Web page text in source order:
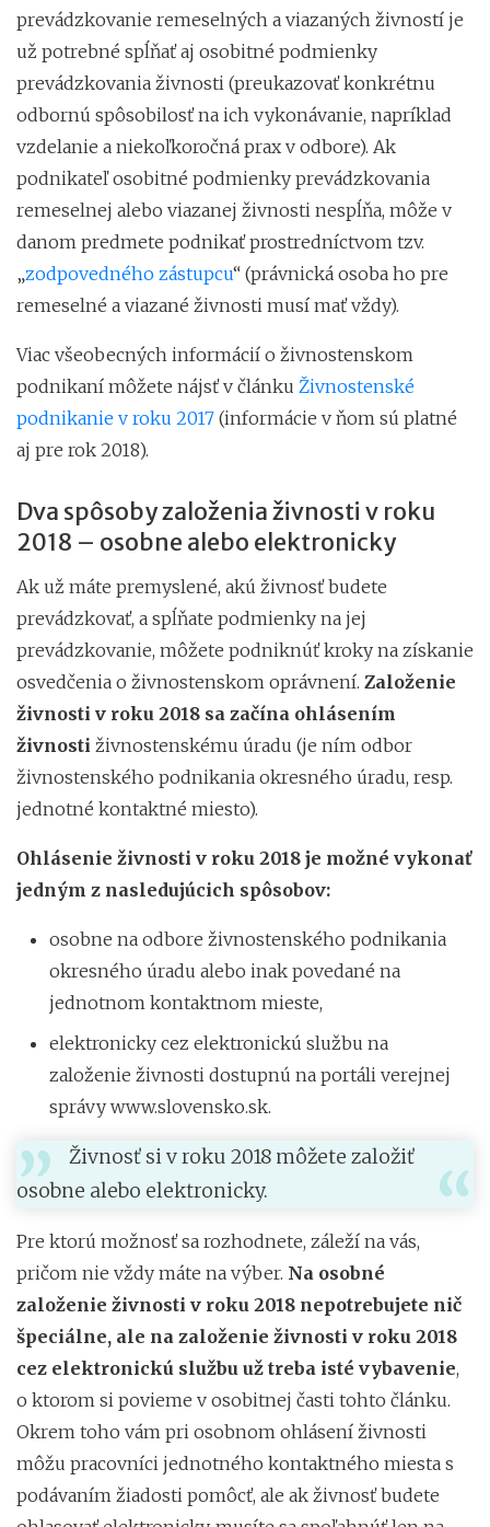
prevádzkovanie remeselných a viazaných živností je
už potrebné spĺňať aj osobitné podmienky
prevádzkovania živnosti (preukazovať konkrétnu
odbornú spôsobilosť na ich vykonávanie, napríklad
vzdelanie a niekoľkoročná prax v odbore). Ak
podnikateľ osobitné podmienky prevádzkovania
remeselnej alebo viazanej živnosti nespĺňa, môže v
danom predmete podnikať prostredníctvom tzv.
„zodpovedného zástupcu“ (právnická osoba ho pre
remeselné a viazané živnosti musí mať vždy).
Viac všeobecných informácií o živnostenskom
podnikaní môžete nájsť v článku Živnostenské
podnikanie v roku 2017 (informácie v ňom sú platné
aj pre rok 2018).
Dva spôsoby založenia živnosti v roku
2018 – osobne alebo elektronicky
Ak už máte premyslené, akú živnosť budete
prevádzkovať, a spĺňate podmienky na jej
prevádzkovanie, môžete podniknúť kroky na získanie
osvedčenia o živnostenskom oprávnení. Založenie
živnosti v roku 2018 sa začína ohlásením
živnosti živnostenskému úradu (je ním odbor
živnostenského podnikania okresného úradu, resp.
jednotné kontaktné miesto).
Ohlásenie živnosti v roku 2018 je možné vykonať
jedným z nasledujúcich spôsobov:
osobne na odbore živnostenského podnikania
okresného úradu alebo inak povedané na
jednotnom kontaktnom mieste,
elektronicky cez elektronickú službu na
založenie živnosti dostupnú na portáli verejnej
správy www.slovensko.sk.
Živnosť si v roku 2018 môžete založiť
osobne alebo elektronicky.
Pre ktorú možnosť sa rozhodnete, záleží na vás,
pričom nie vždy máte na výber. Na osobné
založenie živnosti v roku 2018 nepotrebujete nič
špeciálne, ale na založenie živnosti v roku 2018
cez elektronickú službu už treba isté vybavenie,
o ktorom si povieme v osobitnej časti tohto článku.
Okrem toho vám pri osobnom ohlásení živnosti
môžu pracovníci jednotného kontaktného miesta s
podávaním žiadosti pomôcť, ale ak živnosť budete